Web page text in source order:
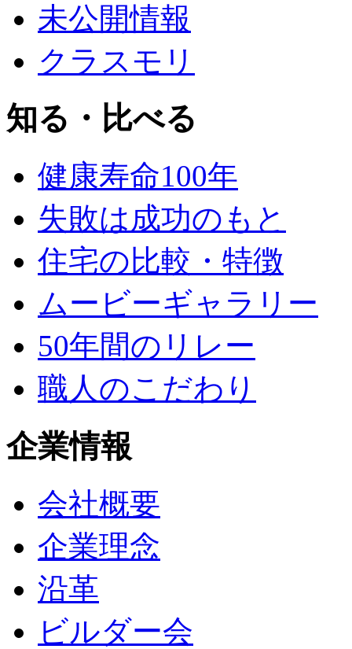
未公開情報
クラスモリ
知る・比べる
健康寿命100年
失敗は成功のもと
住宅の比較・特徴
ムービーギャラリー
50年間のリレー
職人のこだわり
企業情報
会社概要
企業理念
沿革
ビルダー会